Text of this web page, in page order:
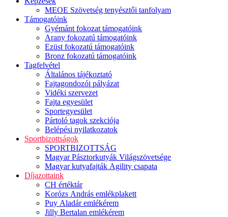
MEOE Szövetség tenyésztői tanfolyam
Támogatóink
Gyémánt fokozat támogatóink
Arany fokozatú támogatóink
Ezüst fokozatú támogatóink
Bronz fokozatú támogatóink
Tagfelvétel
Általános tájékoztató
Fajtagondozói pályázat
Vidéki szervezet
Fajta egyesület
Sportegyesület
Pártoló tagok szekciója
Belépési nyilatkozatok
Sportbizottságok
SPORTBIZOTTSÁG
Magyar Pásztorkutyák Világszövetsége
Magyar kutyafajták Agility csapata
Díjazottaink
CH értéktár
Korózs András emlékplakett
Puy Aladár emlékérem
Jilly Bertalan emlékérem